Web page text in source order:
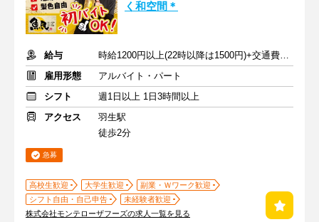
く和空間＊
給与
時給1200円以上(22時以降は1500円)+交通費規定内支給
雇用形態
アルバイト・パート
シフト
週1日以上 1日3時間以上
アクセス
羽生駅
徒歩2分
急募
高校生歓迎 大学生歓迎
副業・Ｗワーク歓迎
シフト自由・自己申告
未経験者歓迎
株式会社モンテローザフーズの求人一覧を見る